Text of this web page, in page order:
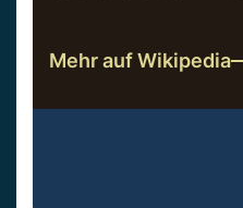
Mehr auf Wikipedia